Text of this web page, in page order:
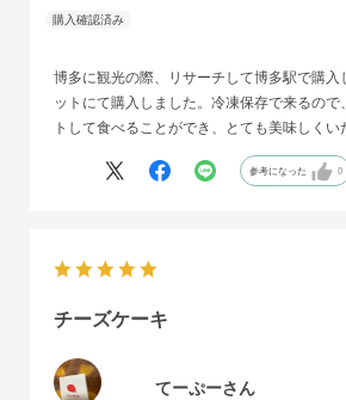
博多に観光の際、リサーチして博多駅で購入
ットにて購入しました。冷凍保存で来るので
トして食べることができ、とても美味しくい
参考になった 0
チーズケーキ
てーぷーさん